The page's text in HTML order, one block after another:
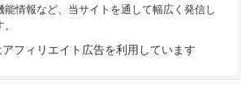
能情報など、当サイトを通して幅広く発信し
フィリエイト広告を利用しています